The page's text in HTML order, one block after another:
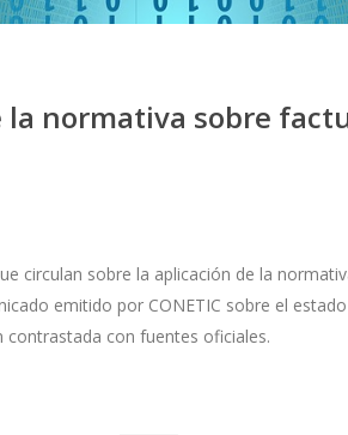
la normativa sobre
circulan sobre la aplicación de la
emitido por CONETIC sobre el
con fuentes oficiales.